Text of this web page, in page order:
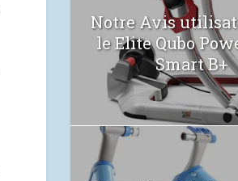
Notre Avis
le Elite Qubo
Smart B+